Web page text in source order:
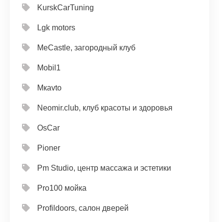
KurskCarTuning
Lgk motors
MeCastle, загородный клуб
Mobil1
Mкavto
Neomir.club, клуб красоты и здоровья
OsCar
Pioner
Pm Studio, центр массажа и эстетики
Pro100 мойка
Profildoors, салон дверей